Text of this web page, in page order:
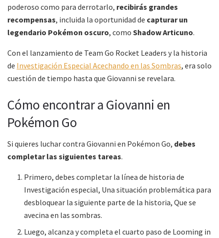
poderoso como para derrotarlo, recibirás grandes
recompensas, incluida la oportunidad de capturar un
legendario Pokémon oscuro, como Shadow Articuno.
Con el lanzamiento de Team Go Rocket Leaders y la historia
de Investigación Especial Acechando en las Sombras, era solo
cuestión de tiempo hasta que Giovanni se revelara.
Cómo encontrar a Giovanni en
Pokémon Go
Si quieres luchar contra Giovanni en Pokémon Go, debes
completar las siguientes tareas.
Primero, debes completar la línea de historia de
Investigación especial, Una situación problemática para
desbloquear la siguiente parte de la historia, Que se
avecina en las sombras.
Luego, alcanza y completa el cuarto paso de Looming in